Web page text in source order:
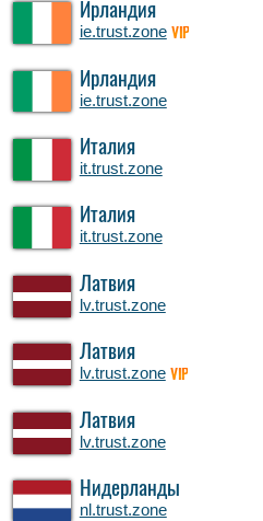
Ирландия
ie.trust.zone VIP
Ирландия
ie.trust.zone
Италия
it.trust.zone
Италия
it.trust.zone
Латвия
lv.trust.zone
Латвия
lv.trust.zone VIP
Латвия
lv.trust.zone
Нидерланды
nl.trust.zone